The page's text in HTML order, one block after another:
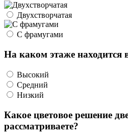
Двухстворчатая
С фрамугами
На каком этаже находится
Высокий
Средний
Низкий
Какое цветовое решение
рассматриваете?